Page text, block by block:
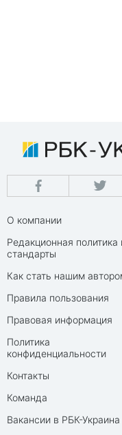
О компании
Редакционная политика
стандарты
Как стать нашим
Правила пользования
Правовая информация
Политика
конфиденциальности
Контакты
Команда
Вакансии в РБК-Украина